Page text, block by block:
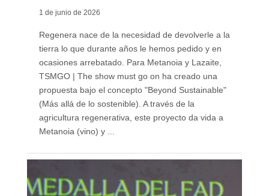
1 de junio de 2026
Regenera nace de la necesidad de devolverle a la
tierra lo que durante años le hemos pedido y en
ocasiones arrebatado. Para Metanoia y Lazaite,
TSMGO | The show must go on ha creado una
propuesta bajo el concepto "Beyond Sustainable"
(Más allá de lo sostenible). A través de la
agricultura regenerativa, este proyecto da vida a
Metanoia (vino) y ...